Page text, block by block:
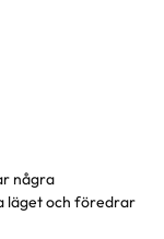
några
läget och föredrar